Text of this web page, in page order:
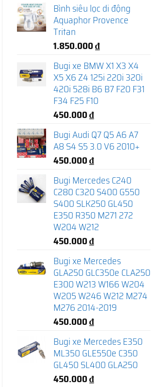
Bình siêu lọc di động
Aquaphor Provence
Tritan
1.850.000₫
Bugi xe BMW X1 X3 X4
X5 X6 Z4 125i 220i 320i
420i 528i B6 B7 F20 F31
F34 F25 F10
450.000₫
Bugi Audi Q7 Q5 A6 A7
A8 S4 S5 3.0 V6 2010+
450.000₫
Bugi Mercedes C240
C280 C320 S400 G550
S400 SLK250 GL450
E350 R350 M271 272
W204 W212
450.000₫
Bugi xe Mercedes
GLA250 GLC350e CLA250
E300 W213 W166 W204
W205 W246 W212 M274
M276 2014-2019
450.000₫
Bugi xe Mercedes E350
ML350 GLE550e C350
GL450 SL400 GLA250
450.000₫